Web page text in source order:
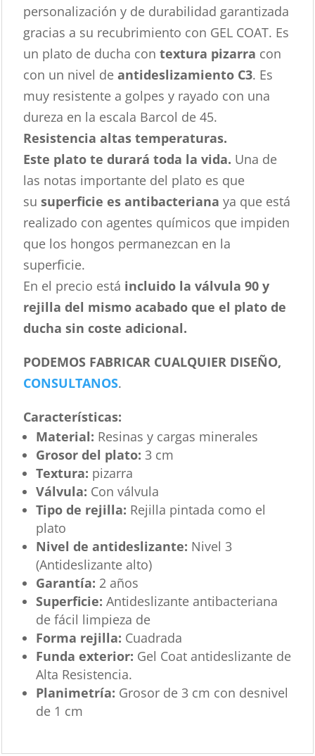
personalización y de durabilidad garantizada
gracias a su recubrimiento con GEL COAT. Es
un plato de ducha con textura pizarra con
con un nivel deantideslizamiento C3. Es
muy resistente a golpes y rayado con una
dureza en la escala Barcol de 45.
Resistencia altas temperaturas.
Este plato te durará toda la vida. Una de
las notas importante del plato es que
susuperficie es antibacterianaya que está
realizado con agentes químicos que impiden
que los hongos permanezcan en la
superficie.
En el precio está incluido la válvula 90 y
rejilla del mismo acabado que el plato de
ducha sin coste adicional.
PODEMOS FABRICAR CUALQUIER DISEÑO,
CONSULTANOS.
Características:
Material: Resinas y cargas minerales
Grosor del plato: 3 cm
Textura: pizarra
Válvula: Con válvula
Tipo de rejilla: Rejilla pintada como el
plato
Nivel de antideslizante: Nivel 3
(Antideslizante alto)
Garantía: 2 años
Superficie: Antideslizante antibacteriana
de fácil limpieza de
Forma rejilla: Cuadrada
Funda exterior: Gel Coat antideslizante de
Alta Resistencia.
Planimetría: Grosor de 3 cm con desnivel
de 1 cm